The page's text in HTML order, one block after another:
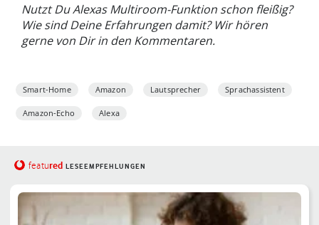
Nutzt Du Alexas Multiroom-Funktion schon fleißig?
Wie sind Deine Erfahrungen damit? Wir hören
gerne von Dir in den Kommentaren.
Smart-Home Amazon Lautsprecher Sprachassistent
Amazon-Echo Alexa
featured LESEEMPFEHLUNGEN